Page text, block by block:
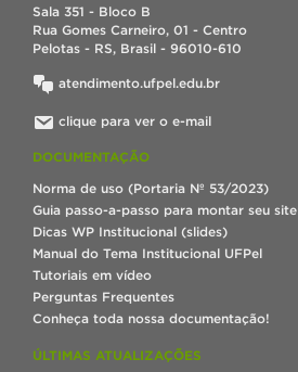
Sala 351 - Bloco B
Rua Gomes Carneiro, 01 - Centro
Pelotas - RS, Brasil - 96010-610
atendimento.ufpel.edu.br
clique para ver o e-mail
DOCUMENTAÇÃO
Norma de uso (Portaria Nº 53/2023)
Guia passo-a-passo para montar seu site
Dicas WP Institucional (slides)
Manual do Tema Institucional UFPel
Tutoriais em vídeo
Perguntas Frequentes
Conheça toda nossa documentação!
ÚLTIMAS ATUALIZAÇÕES